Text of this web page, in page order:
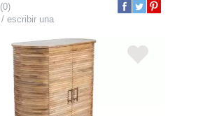
(0)
/ escribir una